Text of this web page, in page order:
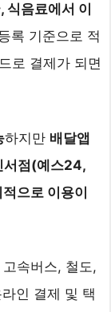
식음료에서 이
록 기준으로 적
로 결제가 되면
하지만 배달앱
서점(예스24,
으로 이용이
속버스, 철도,
인 결제 및 택